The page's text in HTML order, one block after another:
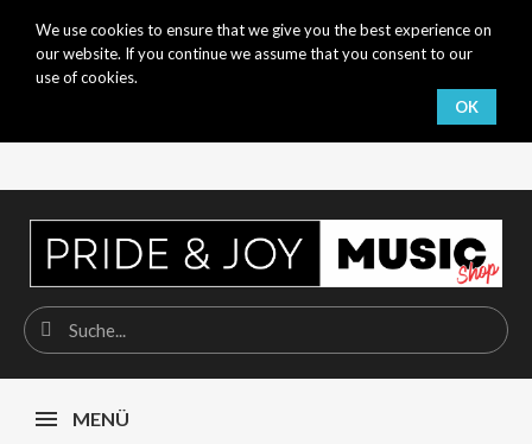
We use cookies to ensure that we give you the best experience on
our website. If you continue we assume that you consent to our
use of cookies.
OK
MENÜ